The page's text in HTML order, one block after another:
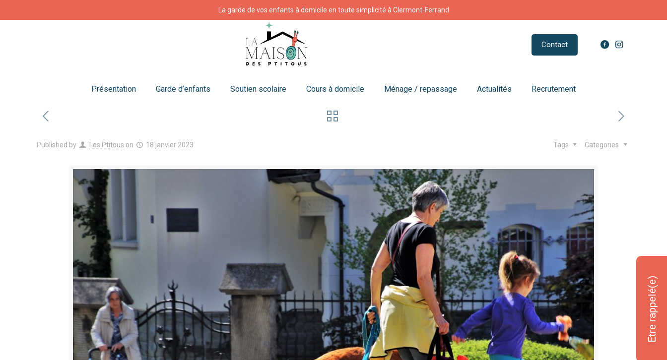
Etre rappelé(e)
La garde de vos enfants à domicile en toute simplicité à Clermont-Ferrand
Contact
Présentation Garde d’enfants Soutien scolaire Cours à domicile Ménage / repassage Actualités Recrutement
Published by Les Ptitous on 18 janvier 2023 Categories
Tags